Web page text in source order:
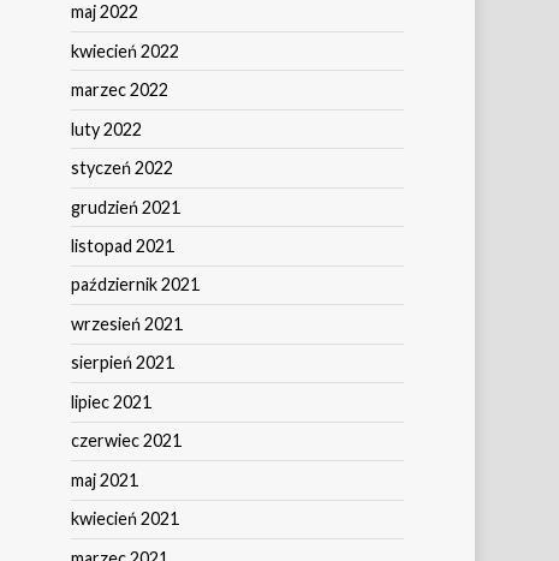
maj 2022
kwiecień 2022
marzec 2022
luty 2022
styczeń 2022
grudzień 2021
listopad 2021
październik 2021
wrzesień 2021
sierpień 2021
lipiec 2021
czerwiec 2021
maj 2021
kwiecień 2021